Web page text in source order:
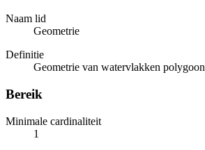
Naam lid
Geometrie
Definitie
Geometrie van watervlakken polygoon
Bereik
Minimale cardinaliteit
1